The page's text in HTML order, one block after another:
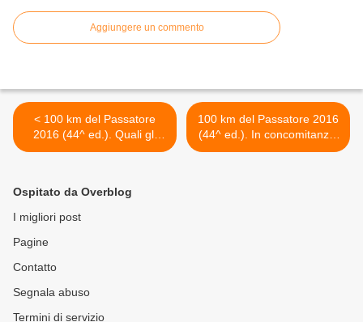
Aggiungere un commento
< 100 km del Passatore
2016 (44^ ed.). Quali gli
eventi collaterali, alla vigilia
100 km del Passatore 2016
(44^ ed.). In concomitanza,
dal 27 maggio al 2 giugno
Ospitato da Overblog
I migliori post
Pagine
Contatto
Segnala abuso
Termini di servizio